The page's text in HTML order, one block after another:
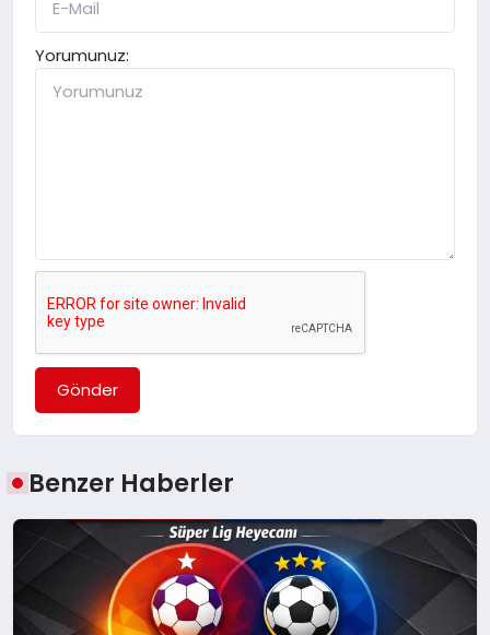
Yorumunuz:
Gönder
Benzer Haberler